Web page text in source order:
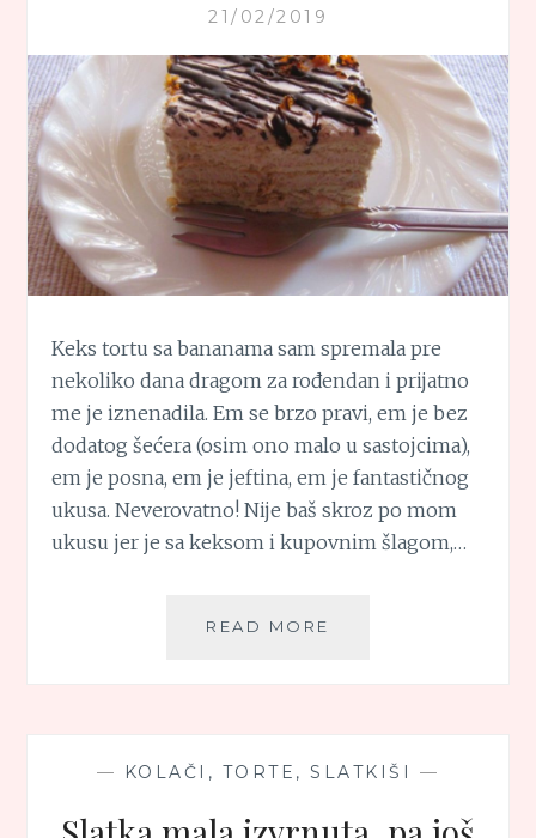
21/02/2019
Keks tortu sa bananama sam spremala pre
nekoliko dana dragom za rođendan i prijatno
me je iznenadila. Em se brzo pravi, em je bez
dodatog šećera (osim ono malo u sastojcima),
em je posna, em je jeftina, em je fantastičnog
ukusa. Neverovatno! Nije baš skroz po mom
ukusu jer je sa keksom i kupovnim šlagom,…
READ MORE
— KOLAČI, TORTE, SLATKIŠI —